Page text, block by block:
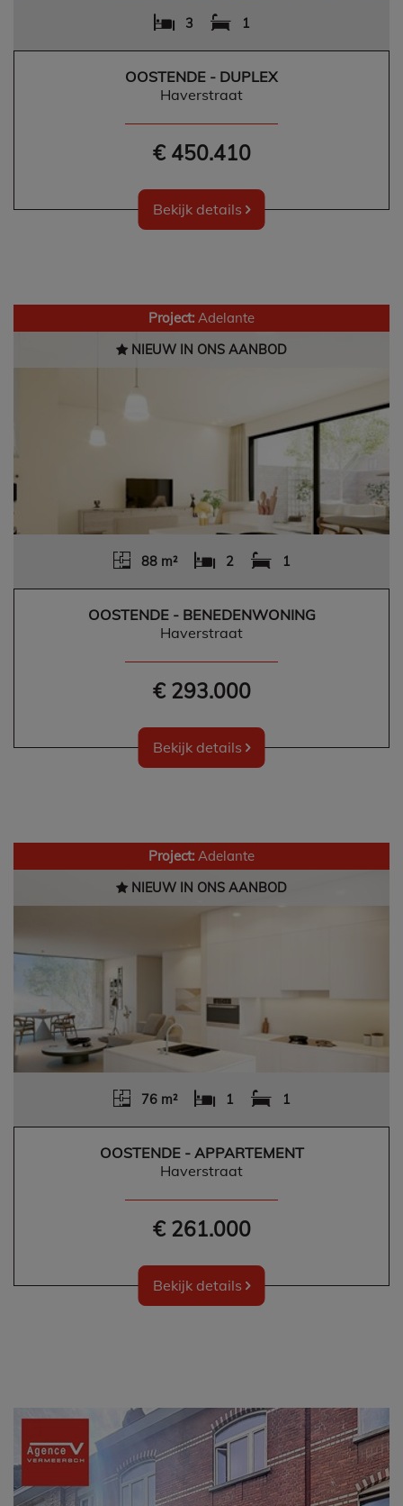
3 1
OOSTENDE - DUPLEX
Haverstraat
€ 450.410
Bekijk details
Project: Adelante
NIEUW IN ONS AANBOD
88 m² 2 1
OOSTENDE - BENEDENWONING
Haverstraat
€ 293.000
Bekijk details
Project: Adelante
NIEUW IN ONS AANBOD
76 m² 1 1
OOSTENDE - APPARTEMENT
Haverstraat
€ 261.000
Bekijk details